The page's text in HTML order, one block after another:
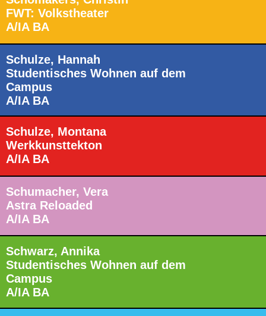
FWT: Volkstheater
A/IA BA
Schulze, Hannah
Studentisches Wohnen auf dem
Campus
A/IA BA
Schulze, Montana
Werkkunsttekton
A/IA BA
Schumacher, Vera
Astra Reloaded
A/IA BA
Schwarz, Annika
Studentisches Wohnen auf dem
Campus
A/IA BA